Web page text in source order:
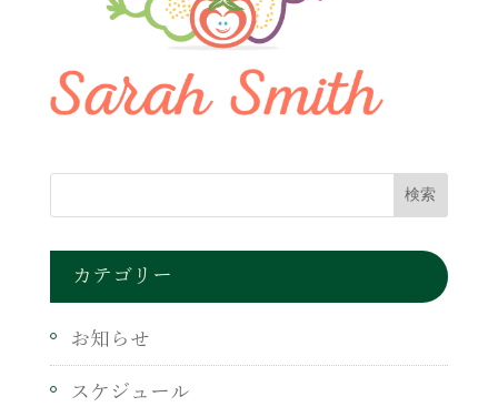
カテゴリー
お知らせ
スケジュール